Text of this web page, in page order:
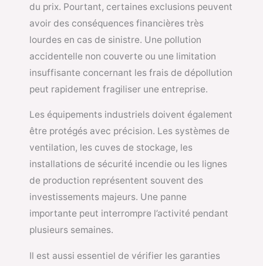
du prix. Pourtant, certaines exclusions peuvent
avoir des conséquences financières très
lourdes en cas de sinistre. Une pollution
accidentelle non couverte ou une limitation
insuffisante concernant les frais de dépollution
peut rapidement fragiliser une entreprise.
Les équipements industriels doivent également
être protégés avec précision. Les systèmes de
ventilation, les cuves de stockage, les
installations de sécurité incendie ou les lignes
de production représentent souvent des
investissements majeurs. Une panne
importante peut interrompre l’activité pendant
plusieurs semaines.
Il est aussi essentiel de vérifier les garanties